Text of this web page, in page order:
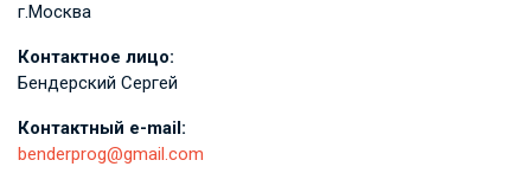
г.Москва
Контактное лицо:
Бендерский Сергей
Контактный e-mail:
benderprog@gmail.com